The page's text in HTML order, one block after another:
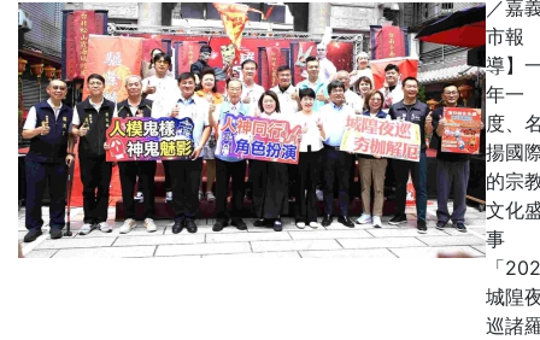
／嘉
市報
導】
年一
度、
揚國
的宗
文化
事
「
城隍
巡諸